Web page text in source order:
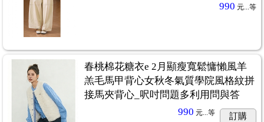
990 元...等
春桃棉花糖衣e 2月顯瘦寬鬆慵懶風羊
羔毛馬甲背心女秋冬氣質學院風格紋拼
接馬夾背心_呎吋問題多利用問與答
990 元...等 訂購